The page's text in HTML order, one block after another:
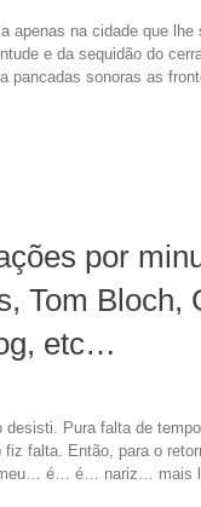
apenas na cidade que
e da sequidão do
pancadas sonoras as
por
Tom Bloch,
etc…
Pura falta de
falta. Então, para o
é… é… nariz… mais